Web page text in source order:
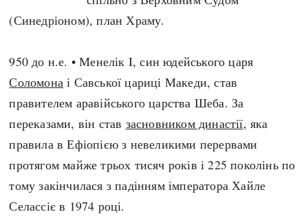
Спорт
Австралія
Азія
Америка
А(нта)рктика
Африка
Європа
Нові статті
Всі статті
Визначальні події
#Хештеги
Автори
(Синедріоном), план Храму.
950 до н.е. • Менелік I, син юдейського царя
Соломона і Савської цариці Македи, став
правителем аравійського царства Шеба. За
переказами, він став засновником династії, яка
правила в Ефіопією з невеликими перервами
протягом майже трьох тисяч років і 225 поколінь по
тому закінчилася з падінням імператора Хайле
Селассіє в 1974 році.